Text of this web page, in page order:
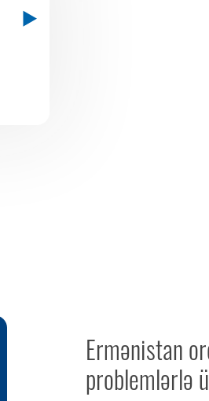
Ermənistan
problemlərlə